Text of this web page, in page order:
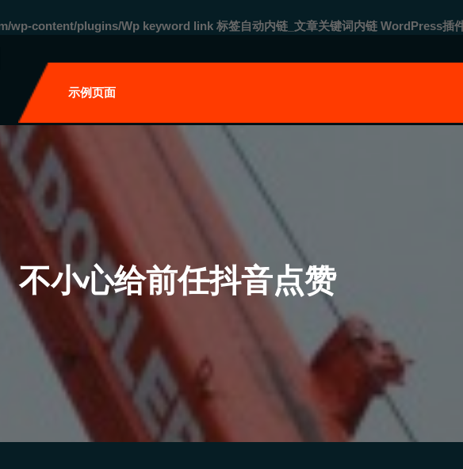
wp-content/plugins/Wp keyword link 标签自动内链_文章关键词内链 WordPress插
示例页面
不小心给前任抖音点赞